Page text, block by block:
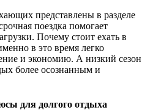
представлены в разделе
поездка помогает
Почему стоит ехать в
в это время легко
и экономию. А низкий сезон
более осознанным и
для долгого отдыха